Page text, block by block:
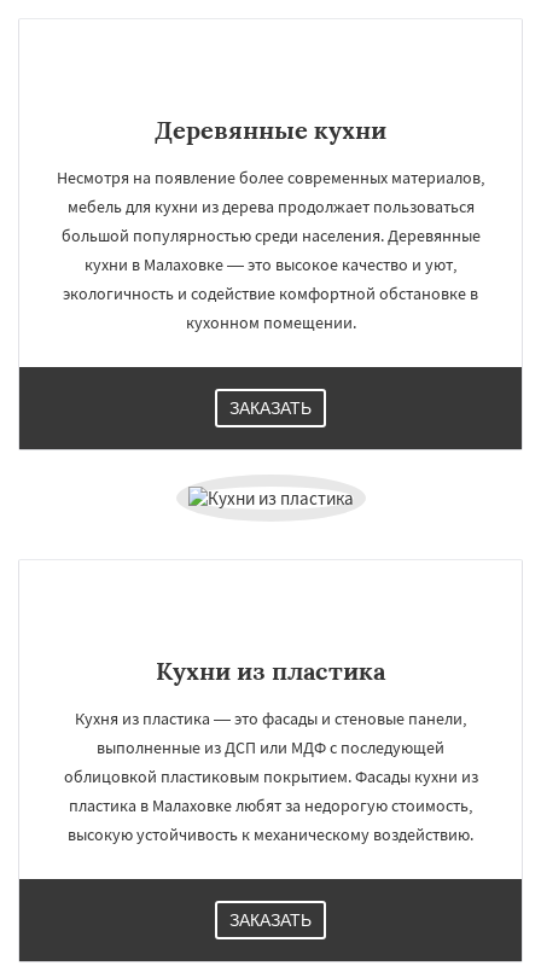
Деревянные кухни
Несмотря на появление более современных материалов,
мебель для кухни из дерева продолжает пользоваться
большой популярностью среди населения. Деревянные
кухни в Малаховке — это высокое качество и уют,
экологичность и содействие комфортной обстановке в
кухонном помещении.
ЗАКАЗАТЬ
Кухни из пластика
Кухня из пластика — это фасады и стеновые панели,
выполненные из ДСП или МДФ с последующей
облицовкой пластиковым покрытием. Фасады кухни из
пластика в Малаховке любят за недорогую стоимость,
высокую устойчивость к механическому воздействию.
ЗАКАЗАТЬ